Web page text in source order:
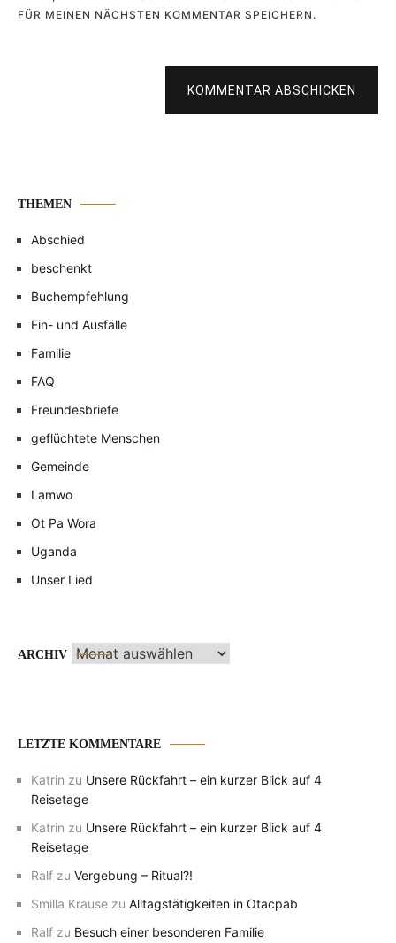
FÜR MEINEN NÄCHSTEN KOMMENTAR SPEICHERN.
KOMMENTAR ABSCHICKEN
THEMEN
Abschied
beschenkt
Buchempfehlung
Ein- und Ausfälle
Familie
FAQ
Freundesbriefe
geflüchtete Menschen
Gemeinde
Lamwo
Ot Pa Wora
Uganda
Unser Lied
ARCHIV Archiv
LETZTE KOMMENTARE
Katrin zu Unsere Rückfahrt – ein kurzer Blick auf 4
Reisetage
Katrin zu Unsere Rückfahrt – ein kurzer Blick auf 4
Reisetage
Ralf zu Vergebung – Ritual?!
Smilla Krause zu Alltagstätigkeiten in Otacpab
Ralf zu Besuch einer besonderen Familie